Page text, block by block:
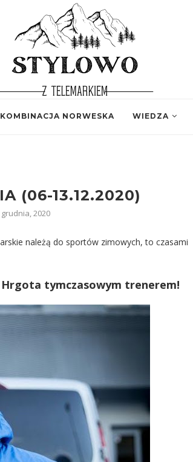
KOMBINACJA NORWESKA WIEDZA
(06-13.12.2020)
grudnia, 2020
należą do sportów zimowych, to czasami
tymczasowym trenerem!